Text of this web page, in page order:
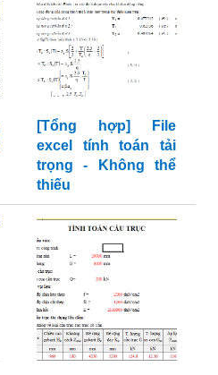
[Tổng hợp] File
excel tính toán tải
trọng - Không thể
thiếu